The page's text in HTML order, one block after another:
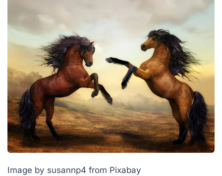
Image by susannp4 from Pixabay